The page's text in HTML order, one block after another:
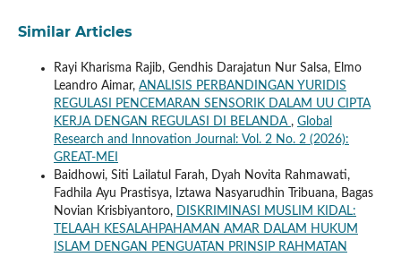
Similar Articles
Rayi Kharisma Rajib, Gendhis Darajatun Nur Salsa, Elmo
Leandro Aimar, ANALISIS PERBANDINGAN YURIDIS
REGULASI PENCEMARAN SENSORIK DALAM UU CIPTA
KERJA DENGAN REGULASI DI BELANDA , Global
Research and Innovation Journal: Vol. 2 No. 2 (2026):
GREAT-MEI
Baidhowi, Siti Lailatul Farah, Dyah Novita Rahmawati,
Fadhila Ayu Prastisya, Iztawa Nasyarudhin Tribuana, Bagas
Novian Krisbiyantoro,
DISKRIMINASI MUSLIM KIDAL:
TELAAH KESALAHPAHAMAN AMAR DALAM HUKUM
ISLAM DENGAN PENGUATAN PRINSIP RAHMATAN